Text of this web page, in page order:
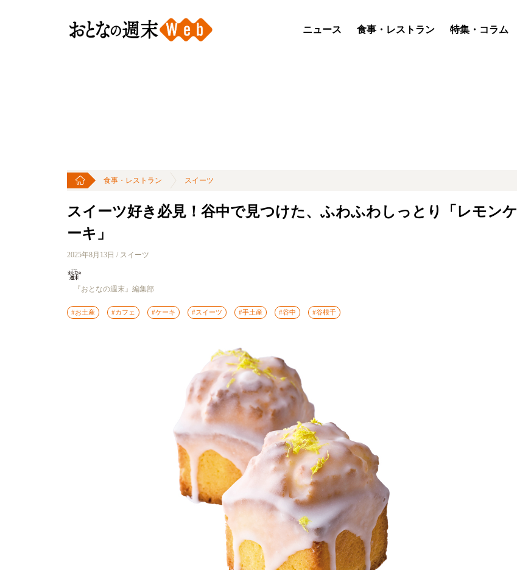
ニュース 食事・レストラン 特集・コラム
食事・レストラン スイーツ
スイーツ好き必見！谷中で見つけた、ふわふわしっとり「レモンケ
ーキ」
2025年8月13日 / スイーツ
『おとなの週末』編集部
#お土産 #カフェ #ケーキ #スイーツ #手土産 #谷中 #谷根千